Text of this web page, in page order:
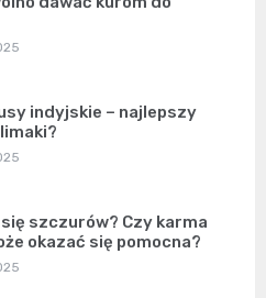
indyjskie – najlepszy
szczurów? Czy karma
okazać się pomocna?